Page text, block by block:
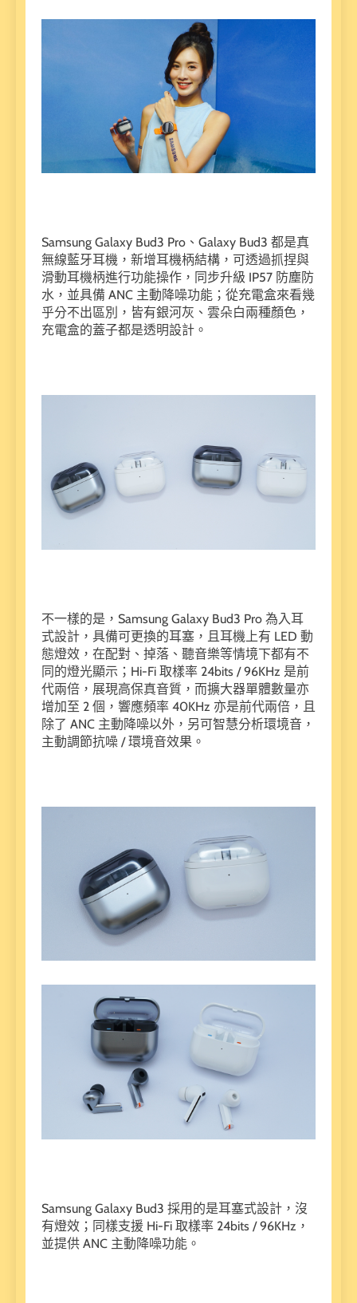
Samsung Galaxy Bud3 Pro、Galaxy Bud3 都是真
無線藍牙耳機，新增耳機柄結構，可透過抓捏與
滑動耳機柄進行功能操作，同步升級 IP57 防塵防
水，並具備 ANC 主動降噪功能；從充電盒來看幾
乎分不出區別，皆有銀河灰、雲朵白兩種顏色，
充電盒的蓋子都是透明設計。
不一樣的是，Samsung Galaxy Bud3 Pro 為入耳
式設計，具備可更換的耳塞，且耳機上有 LED 動
態燈效，在配對、掉落、聽音樂等情境下都有不
同的燈光顯示；Hi-Fi 取樣率 24bits / 96KHz 是前
代兩倍，展現高保真音質，而擴大器單體數量亦
增加至 2 個，響應頻率 40KHz 亦是前代兩倍，且
除了 ANC 主動降噪以外，另可智慧分析環境音，
主動調節抗噪 / 環境音效果。
Samsung Galaxy Bud3 採用的是耳塞式設計，沒
有燈效；同樣支援 Hi-Fi 取樣率 24bits / 96KHz，
並提供 ANC 主動降噪功能。